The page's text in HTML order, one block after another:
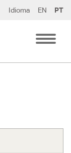
Idioma EN PT